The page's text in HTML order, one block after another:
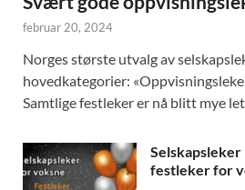
februar 20, 2024
Norges største utvalg av
hovedkategorier:
Samtlige festleker er nå blitt mye
Selskapsleker
festleker for